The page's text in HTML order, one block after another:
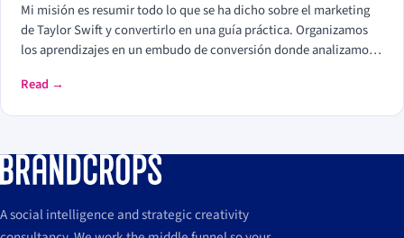
Mi misión es resumir todo lo que se ha dicho sobre el marketing
de Taylor Swift y convertirlo en una guía práctica. Organizamos
los aprendizajes en un embudo de conversión donde analizamos
el reconocimiento hasta la fidelización.
Read →
A social intelligence and strategic creativity